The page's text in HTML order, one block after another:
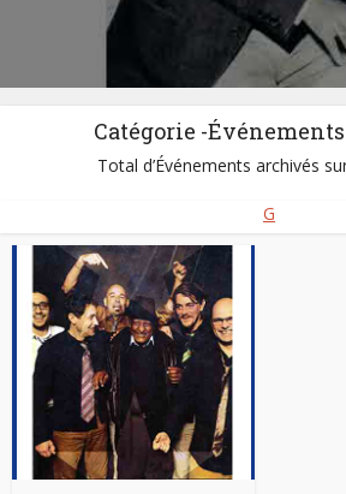
Catégorie -
Total d’Événements archivés
G